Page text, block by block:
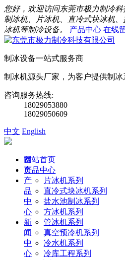
您好，欢迎访问东莞市极力制冷
制冰机、片冰机、直冷式块冰机
冰机等制冷设备。
产品中心 在线
制冰设备一站式服务商
制冰机源头厂家，为客户提供制
咨询服务热线:
18029053880
18029050609
中文 English
首
页
产
品
中
心
新
闻
中
心
网站首页
产品中心
片冰机系列
直冷式块冰机系列
盐水池制冰系列
方冰机系列
管冰机系列
真空预冷机系列
冷水机系列
冷库工程系列